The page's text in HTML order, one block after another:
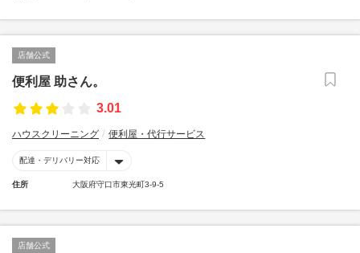
店舗公式
便利屋 助さん。
3.01
ハウスクリーニング 便利屋・代行サービス
配達・デリバリー対応
住所 大阪府守口市東光町3-9-5
店舗公式